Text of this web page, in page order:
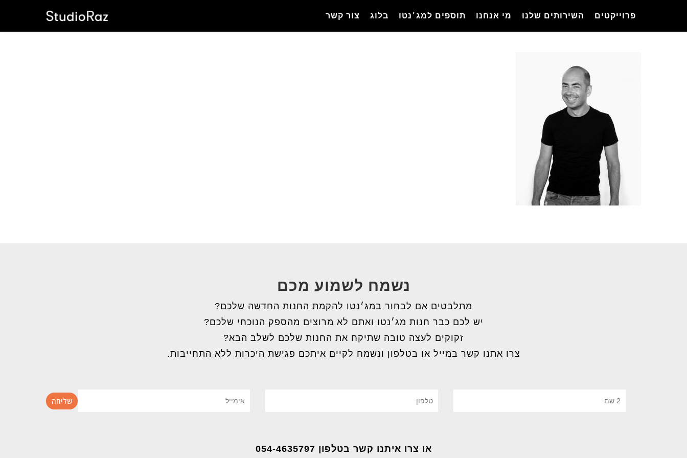
main
פרוייקטים השירותים שלנו מי אנחנו תוספים למג׳נטו בלוג צור קשר
נשמח לשמוע מכם
מתלבטים אם לבחור במג׳נטו להקמת החנות החדשה שלכם?
יש לכם כבר חנות מג׳נטו ואתם לא מרוצים מהספק הנוכחי שלכם?
זקוקים לעצה טובה שתיקח את החנות שלכם לשלב הבא?
צרו אתנו קשר במייל או בטלפון ונשמח לקיים איתכם פגישת היכרות ללא התחייבות.
או צרו איתנו קשר בטלפון 054-4635797